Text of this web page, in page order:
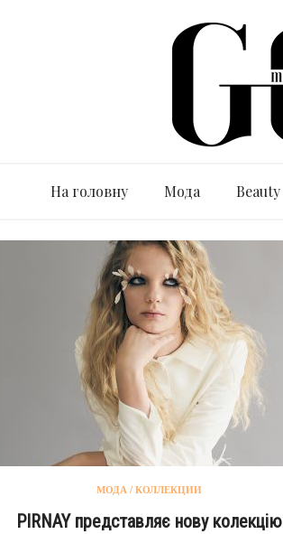
На головну Мода Beauty
МОДА / КОЛЛЕКЦИИ
PIRNAY представляє нову колекцію